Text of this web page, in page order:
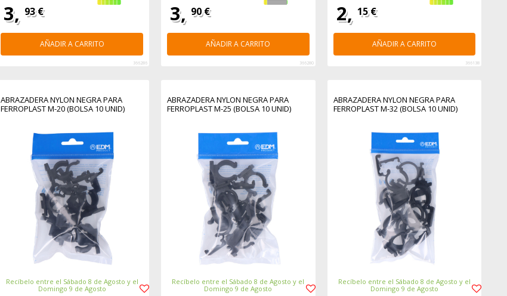
3, 93 €
AÑADIR A CARRITO
366286
3, 90 €
AÑADIR A CARRITO
366280
2, 15 €
AÑADIR A CARRITO
366138
ABRAZADERA NYLON NEGRA PARA
FERROPLAST M-20 (BOLSA 10 UNID)
Recíbelo entre el Sábado 8 de Agosto y el
Domingo 9 de Agosto
ABRAZADERA NYLON NEGRA PARA
FERROPLAST M-25 (BOLSA 10 UNID)
Recíbelo entre el Sábado 8 de Agosto y el
Domingo 9 de Agosto
ABRAZADERA NYLON NEGRA PARA
FERROPLAST M-32 (BOLSA 10 UNID)
Recíbelo entre el Sábado 8 de Agosto y el
Domingo 9 de Agosto